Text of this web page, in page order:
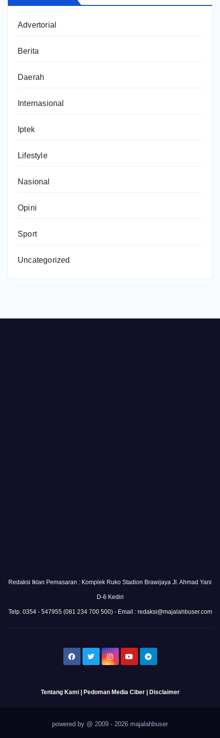
Advertorial
Berita
Daerah
Internasional
Iptek
Lifestyle
Nasional
Opini
Sport
Uncategorized
Redaksi Iklan Pemasaran : Komplek Ruko Stadion Brawijaya Jl. Ahmad Yani
D-6 Kediri
Telp. 0354 - 547955 (081 234 700 500) - Email : redaksi@majalahbuser.com
Tentang Kami| Pedoman Media Ciber| Disclaimer
powered by @ 2009 - 2026 majalahbuser